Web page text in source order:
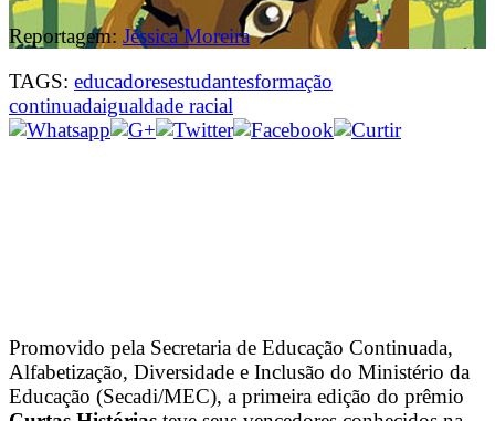
Reportagem: Jéssica Moreira
TAGS: educadoresestudantesformação
continuadaigualdade racial
Promovido pela Secretaria de Educação Continuada,
Alfabetização, Diversidade e Inclusão do Ministério da
Educação (Secadi/MEC), a primeira edição do prêmio